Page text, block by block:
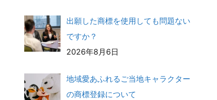
出願した商標を使用しても問題ない
ですか？
2026年8月6日
地域愛あふれるご当地キャラクター
の商標登録について